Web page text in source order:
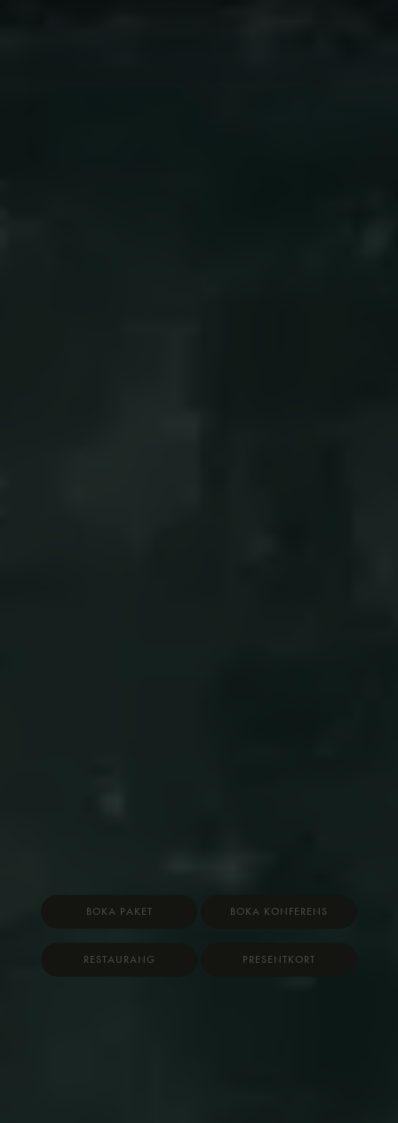
BOKA PAKET BOKA KONFERENS
RESTAURANG PRESENTKORT